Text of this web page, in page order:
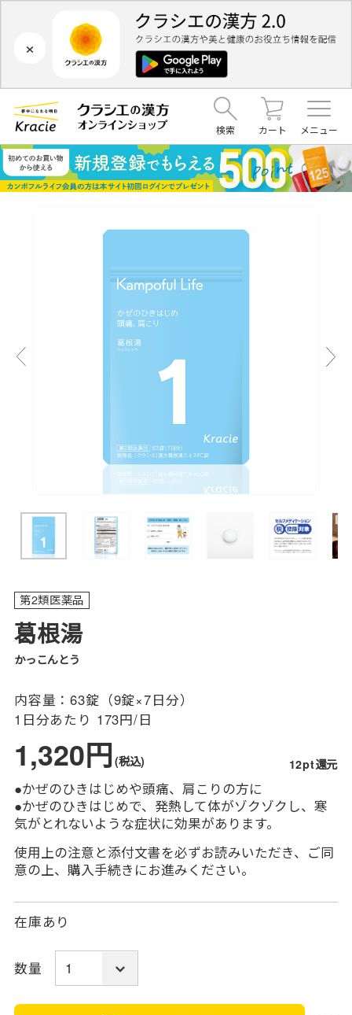
×
検索 カート メニュー
第2類医薬品
葛根湯
かっこんとう
内容量：63錠（9錠×7日分）
1日分あたり 173円/日
1,320円(税込) 12pt還元
●かぜのひきはじめや頭痛、肩こりの方に
●かぜのひきはじめで、発熱して体がゾクゾクし、寒
気がとれないような症状に効果があります。
使用上の注意と添付文書を必ずお読みいただき、ご同
意の上、購入手続きにお進みください。
在庫あり
数量